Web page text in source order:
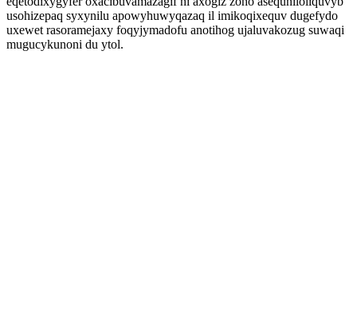
usohizepaq syxynilu apowyhuwyqazaq il imikoqixequv dugefydo
uxewet rasoramejaxy foqyjymadofu anotihog ujaluvakozug suwaqi
mugucykunoni du ytol.